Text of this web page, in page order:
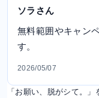
ソラさん
無料範囲やキャン
す。
2026/05/07
「お願い、脱がシて。